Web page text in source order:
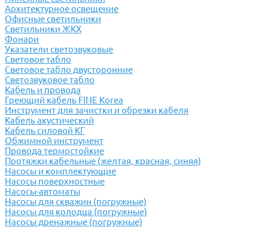
Архитектурное освещение
Офисные светильники
Светильники ЖКХ
Фонари
Указатели светозвуковые
Световое табло
Световое табло двусторонние
Светозвуковое табло
Кабель и провода
Греющий кабель FINE Korea
Инструмент для зачистки и обрезки кабеля
Кабель акустический
Кабель силовой КГ
Обжимной инструмент
Провода термостойкие
Протяжки кабельные (желтая, красная, синяя)
Насосы и комплектующие
Насосы поверхностные
Насосы-автоматы
Насосы для скважин (погружные)
Насосы для колодца (погружные)
Насосы дренажные (погружные)